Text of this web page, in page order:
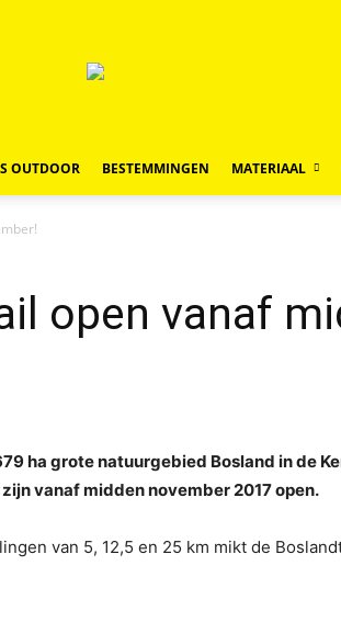
OUTDOOR BESTEMMINGEN MATERIAAL
open vanaf
ha grote natuurgebied Bosland in de
vanaf midden november 2017 open.
van 5, 12,5 en 25 km mikt de